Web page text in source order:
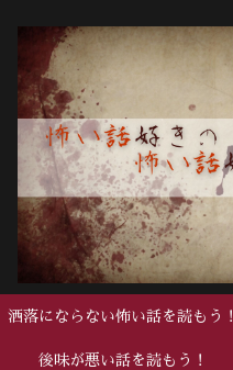
洒落にならない怖い話を読もう！
後味が悪い話を読もう！